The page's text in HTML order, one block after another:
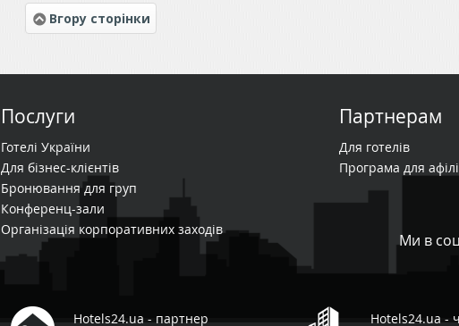
Вгору сторінки
Послуги
Готелі України
Для бізнес-клієнтів
Бронювання для груп
Конференц-зали
Організація корпоративних заходів
Партнерам
Для готелів
Програма для
Ми в
Hotels24.ua - партнер Hotels24.ua -